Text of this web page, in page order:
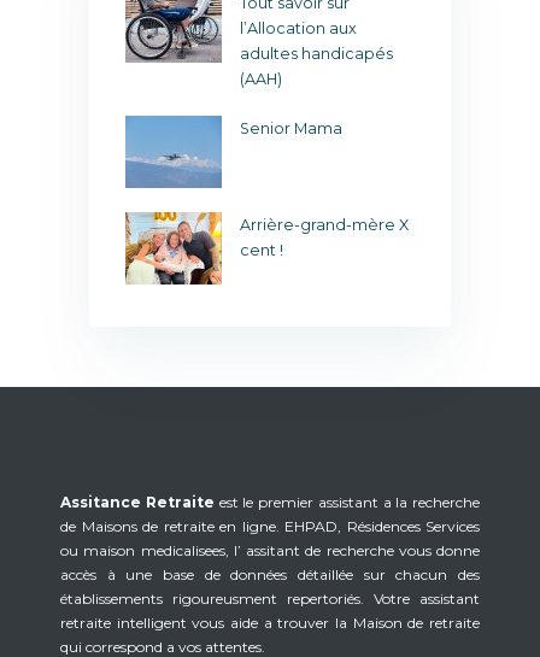
l’Allocation aux
adultes handicapés
(AAH)
Senior Mama
Arrière-grand-mère X
cent !
Assitance Retraite est le premier assistant a la recherche
de Maisons de retraite en ligne. EHPAD, Résidences Services
ou maison medicalisees, l’ assitant de recherche vous donne
accès à une base de données détaillée sur chacun des
établissements rigoureusment repertoriés. Votre assistant
retraite intelligent vous aide a trouver la Maison de retraite
qui correspond a vos attentes.